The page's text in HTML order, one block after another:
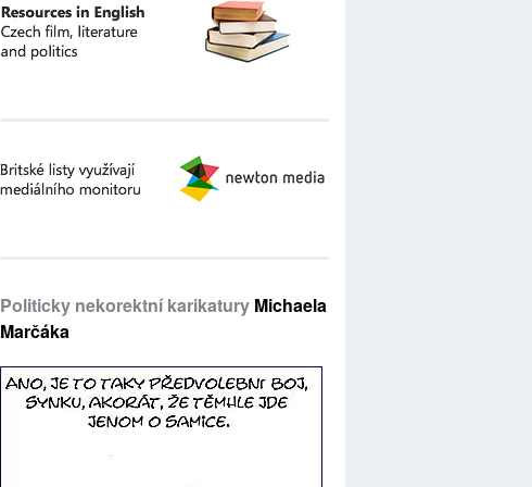
Politicky nekorektní karikatury Michaela
Marčáka